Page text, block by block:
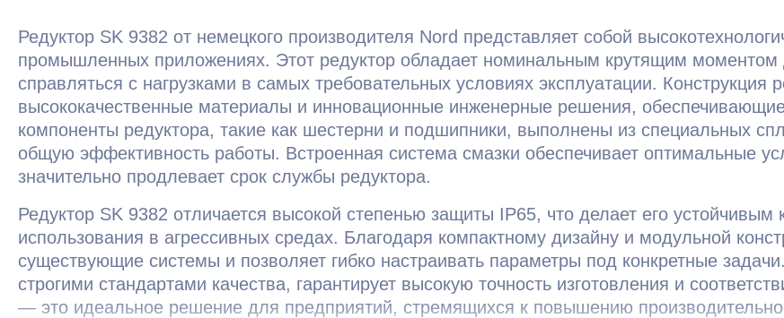
Редуктор SK 9382 от немецкого производителя Nord представляет собой
промышленных приложениях. Этот редуктор обладает номинальным крутящим
справляться с нагрузками в самых требовательных условиях эксплуатации. Конструкция
высококачественные материалы и инновационные инженерные решения,
компоненты редуктора, такие как шестерни и подшипники, выполнены из специальных
общую эффективность работы. Встроенная система смазки обеспечивает оптимальные
значительно продлевает срок службы редуктора.
Редуктор SK 9382 отличается высокой степенью защиты IP65, что делает его
использования в агрессивных средах. Благодаря компактному дизайну и модульной
существующие системы и позволяет гибко настраивать параметры под конкретные
строгими стандартами качества, гарантирует высокую точность изготовления и
— это идеальное решение для предприятий, стремящихся к повышению